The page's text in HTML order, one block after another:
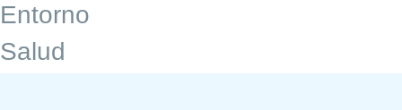
Entorno
Salud